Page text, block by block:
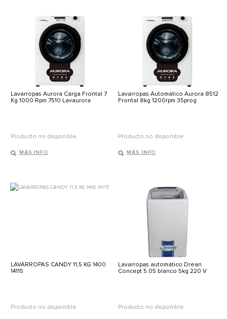
Lavarropas Aurora Carga Frontal 7
Kg 1000 Rpm 7510 Lavaurora
Producto no disponible
MÁS INFO
Lavarropas Automatico Aurora 8512
Frontal 8kg 1200rpm 35prog
Producto no disponible
MÁS INFO
LAVARROPAS CANDY 11,5 KG 1400
14115
Producto no disponible
Lavarropas automático Drean
Concept 5.05 blanco 5kg 220 V
Producto no disponible